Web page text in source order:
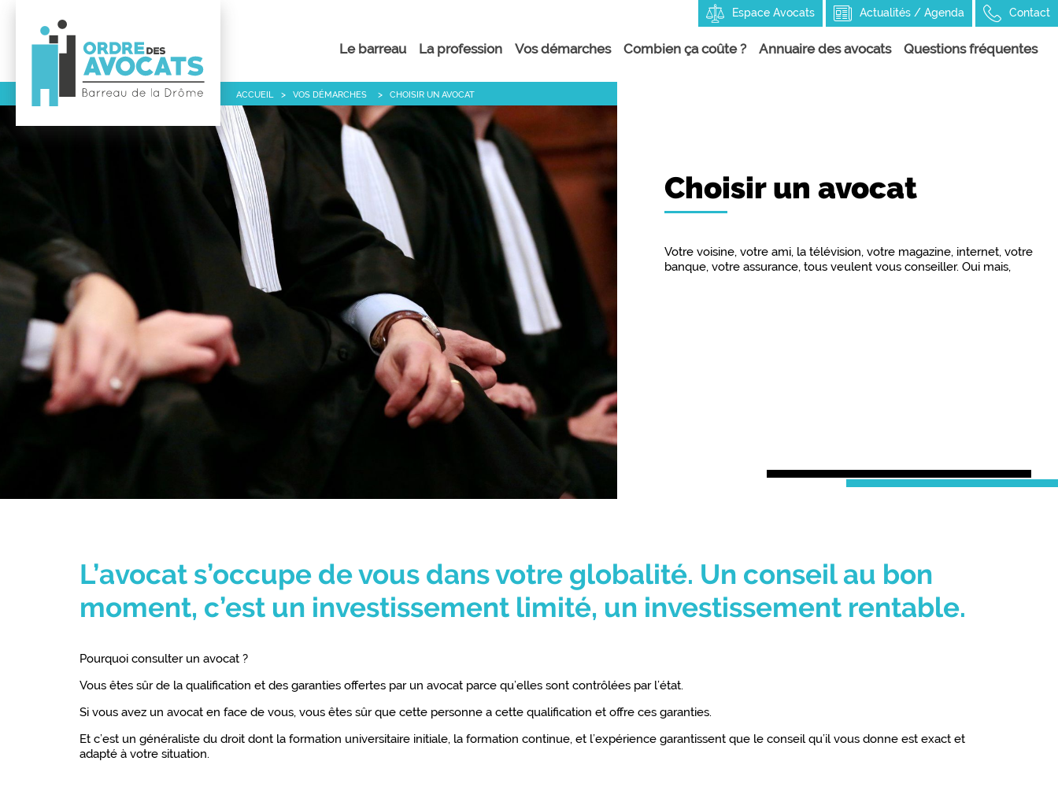
Espace Avocats Actualités / Agenda Contact
Le barreau La profession Vos démarches
Aide juridictionnelle &
Protection juridique
Avocat commis d’office
Avocats d’enfants
Urgence pénale
Combien ça coûte ? Annuaire des avocats Questions fréquentes
ACCUEIL VOS DÉMARCHES CHOISIR UN AVOCAT
Choisir un avocat
Votre voisine, votre ami, la télévision, votre magazine, internet, votre
banque, votre assurance, tous veulent vous conseiller. Oui mais,
L’avocat s’occupe de vous dans votre globalité. Un conseil au bon
moment, c’est un investissement limité, un investissement rentable.
Pourquoi consulter un avocat ?
Vous êtes sûr de la qualification et des garanties offertes par un avocat parce qu’elles sont contrôlées par l’état.
Si vous avez un avocat en face de vous, vous êtes sûr que cette personne a cette qualification et offre ces garanties.
Et c’est un généraliste du droit dont la formation universitaire initiale, la formation continue, et l’expérience garantissent que le conseil qu’il vous donne est exact et
adapté à votre situation.